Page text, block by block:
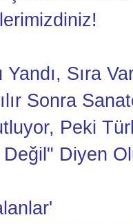
Sıra
Sonra
Peki
Diyen